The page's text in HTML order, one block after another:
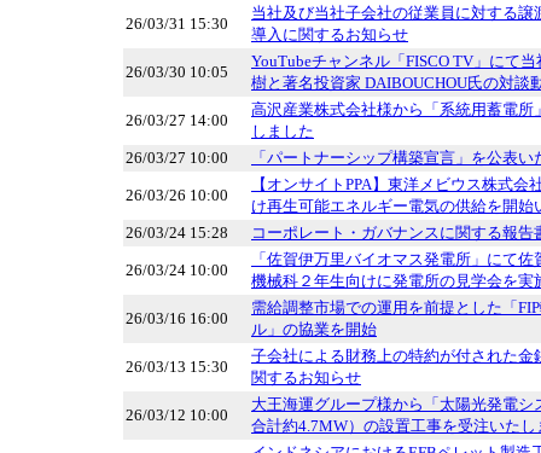
26/03/31 15:30
当社及び当社子会社の従業員に対する譲
導入に関するお知らせ
26/03/30 10:05
YouTubeチャンネル「FISCO TV」にて
樹と著名投資家 DAIBOUCHOU氏の対談
26/03/27 14:00
高沢産業株式会社様から「系統用蓄電所
しました
26/03/27 10:00
「パートナーシップ構築宣言」を公表い
26/03/26 10:00
【オンサイトPPA】東洋メビウス株式会
け再生可能エネルギー電気の供給を開始
26/03/24 15:28
コーポレート・ガバナンスに関する報告
26/03/24 10:00
「佐賀伊万里バイオマス発電所」にて
機械科２年生向けに発電所の見学会を実
26/03/16 16:00
需給調整市場での運用を前提とした「
ル」の協業を開始
26/03/13 15:30
子会社による財務上の特約が付された金
関するお知らせ
26/03/12 10:00
大王海運グループ様から「太陽光発電シ
合計約4.7MW）の設置工事を受注いたし